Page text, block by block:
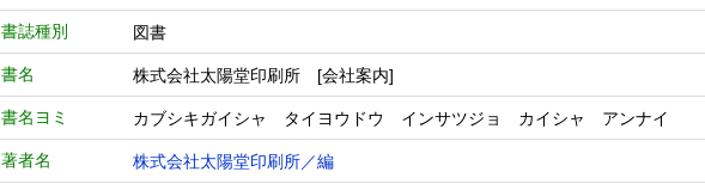
書誌種別 図書
書名 株式会社太陽堂印刷所 [会社案内]
書名ヨミ カブシキガイシャ タイヨウドウ インサツジョ カイシャ アンナイ
著者名 株式会社太陽堂印刷所／編